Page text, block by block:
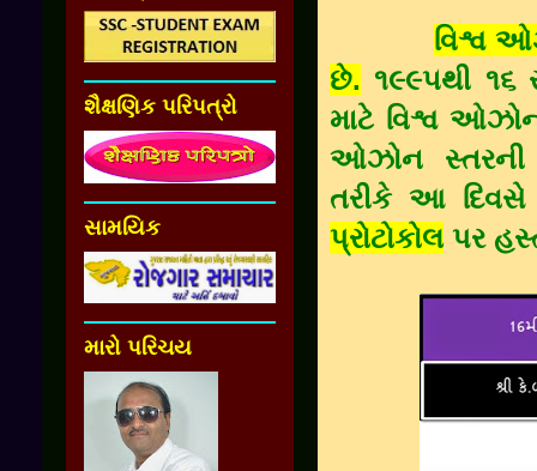
વિશ્વ
છે. ૧૯૯૫થી ૧૬
માટે વિશ્વ
ઓઝોન સ્તરની
તરીકે આ
પ્રોટોકોલપર
શૈક્ષણિક પરિપત્રો
સામયિક
મારો પરિચય